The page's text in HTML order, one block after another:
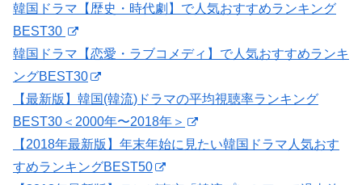
韓国ドラマ【歴史・時代劇】で人気おすすめランキング
BEST30
韓国ドラマ【恋愛・ラブコメディ】で人気おすすめランキ
ングBEST30
【最新版】韓国(韓流)ドラマの平均視聴率ランキング
BEST30＜2000年〜2018年＞
【2018年最新版】年末年始に見たい韓国ドラマ人気おす
すめランキングBEST50